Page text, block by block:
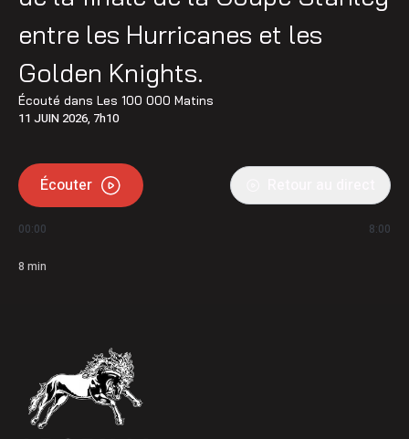
entre les Hurricanes et les
Golden Knights.
Écouté dans Les 100 000 Matins
11 JUIN 2026, 7h10
Écouter
00:00 8:00
8 min